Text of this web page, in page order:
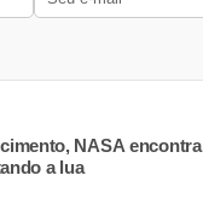
NASA encontra
a lua